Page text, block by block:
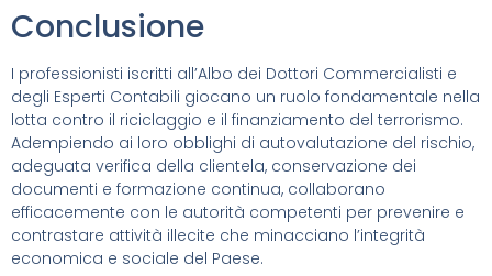
Conclusione
I professionisti iscritti all’Albo dei Dottori Commercialisti e
degli Esperti Contabili giocano un ruolo fondamentale nella
lotta contro il riciclaggio e il finanziamento del terrorismo.
Adempiendo ai loro obblighi di autovalutazione del rischio,
adeguata verifica della clientela, conservazione dei
documenti e formazione continua, collaborano
efficacemente con le autorità competenti per prevenire e
contrastare attività illecite che minacciano l’integrità
economica e sociale del Paese.